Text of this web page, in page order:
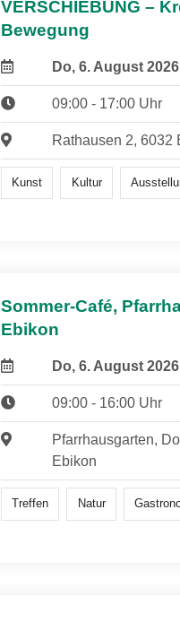
VERSCHIEBUNG –
Bewegung
Do, 6. August 2026
09:00 - 17:00 Uhr
Rathausen 2, 6032
Kunst Kultur
Sommer-Café,
Ebikon
Do, 6. August 2026
09:00 - 16:00 Uhr
Pfarrhausgarten,
Ebikon
Treffen Natur